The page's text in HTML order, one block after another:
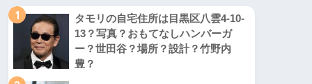
1
タモリの自宅住所は目黒区八雲4-10-
13？写真？おもてなしハンバーガ
ー？世田谷？場所？設計？竹野内
豊？